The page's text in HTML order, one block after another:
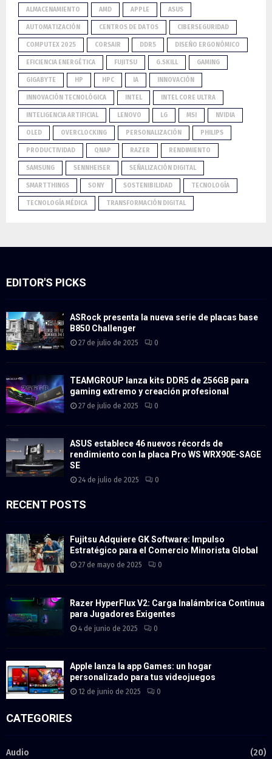
ALMACENAMIENTO AMD APPLE ASUS
AUTOMATIZACIÓN CENTROS DE DATOS CIBERSEGURIDAD
COMPUTEX 2025 CORSAIR DDR5 DISEÑO ERGONÓMICO
EFICIENCIA ENERGÉTICA FUJITSU G.SKILL GAMING
GIGABYTE HP HPC IA INNOVACIÓN
INNOVACIÓN TECNOLÓGICA INTEL INTEL CORE ULTRA
INTELIGENCIA ARTIFICIAL LENOVO LG MSI NVIDIA
OLED OVERCLOCKING PERSONALIZACIÓN PHILIPS
PRODUCTIVIDAD QNAP RAZER RENDIMIENTO
SAMSUNG SENNHEISER SEÑALIZACIÓN DIGITAL
SMARTTHINGS SONY SOSTENIBILIDAD TECNOLOGÍA
TECNOLOGÍA MÉDICA TRANSFORMACIÓN DIGITAL
EDITOR'S PICKS
ASRock presenta la nueva serie de placas base
B850 Challenger
27 de julio de 2025 0
TEAMGROUP lanza kits DDR5 de 256GB para
gaming extremo y creación profesional
27 de julio de 2025 0
ASUS establece 46 nuevos récords de
rendimiento con la placa Pro WS WRX90E-SAGE
SE
24 de julio de 2025 0
RECENT POSTS
Fujitsu Adquiere GK Software: Impulso
Estratégico para el Comercio Minorista Global
27 de mayo de 2025 0
Razer HyperFlux V2: Carga Inalámbrica Continua
para Jugadores Exigentes
4 de junio de 2025 0
Apple lanza la app Games: un hogar
personalizado para tus videojuegos
12 de junio de 2025 0
CATEGORIES
Audio
(20)